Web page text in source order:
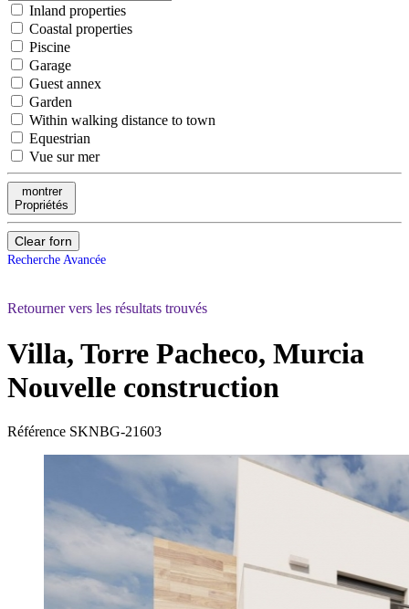
Inland properties
Coastal properties
Piscine
Garage
Guest annex
Garden
Within walking distance to town
Equestrian
Vue sur mer
montrer
Propriétés
Clear forn
Recherche Avancée
Retourner vers les résultats trouvés
Villa, Torre Pacheco, Murcia
Nouvelle construction
Référence SKNBG-21603